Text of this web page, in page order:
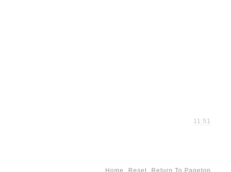
11:51
Home Reset Return To Pagetop